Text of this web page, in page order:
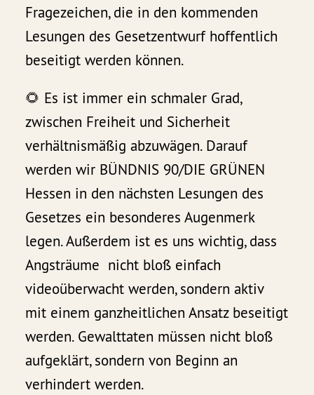
Fragezeichen, die in den kommenden
Lesungen des Gesetzentwurf hoffentlich
beseitigt werden können.
🌻 Es ist immer ein schmaler Grad,
zwischen Freiheit und Sicherheit
verhältnismäßig abzuwägen. Darauf
werden wir BÜNDNIS 90/DIE GRÜNEN
Hessen in den nächsten Lesungen des
Gesetzes ein besonderes Augenmerk
legen. Außerdem ist es uns wichtig, dass
Angsträume nicht bloß einfach
videoüberwacht werden, sondern aktiv
mit einem ganzheitlichen Ansatz beseitigt
werden. Gewalttaten müssen nicht bloß
aufgeklärt, sondern von Beginn an
verhindert werden.